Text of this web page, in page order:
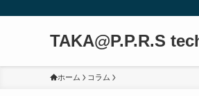
TAKA@P.P.R.S
ホーム コラム